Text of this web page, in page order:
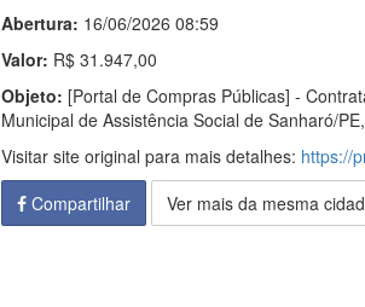
Abertura: 16/06/2026 08:59
Valor: R$ 31.947,00
Objeto: [Portal de Compras Públicas] -
Municipal de Assistência Social de Sanharó/
Visitar site original para mais detalhes: https://
Compartilhar
Ver mais da mesma